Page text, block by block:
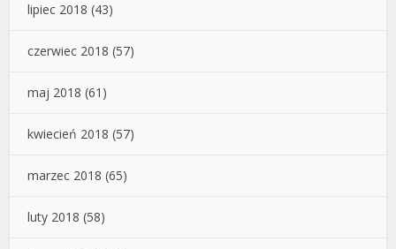
lipiec 2018 (43)
czerwiec 2018 (57)
maj 2018 (61)
kwiecień 2018 (57)
marzec 2018 (65)
luty 2018 (58)